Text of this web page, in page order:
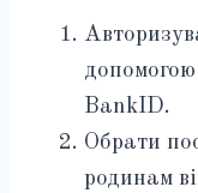
BankID.
Обрати
родинам